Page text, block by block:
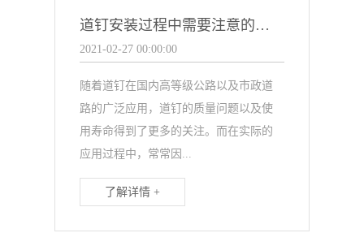
道钉安装过程中需要注意的问题
2021-02-27 00:00:00
随着道钉在国内高等级公路以及市政道
路的广泛应用，道钉的质量问题以及使
用寿命得到了更多的关注。而在实际的
应用过程中，常常因...
了解详情 +